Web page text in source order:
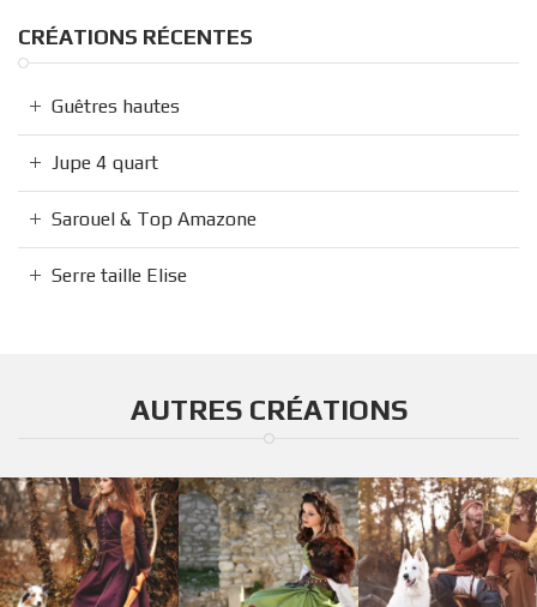
CRÉATIONS RÉCENTES
Guêtres hautes
Jupe 4 quart
Sarouel & Top Amazone
Serre taille Elise
AUTRES CRÉATIONS